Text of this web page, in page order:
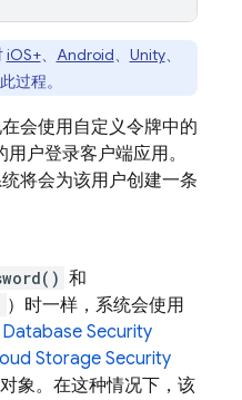
iOS+、 Android、 Unity、
过程。
会使用自定义令牌中的
户登录客户端应用。
将会为该用户创建一条
和
）时一样，系统会使用
DatabaseSecurity
StorageSecurity
对象。在这种情况下，该